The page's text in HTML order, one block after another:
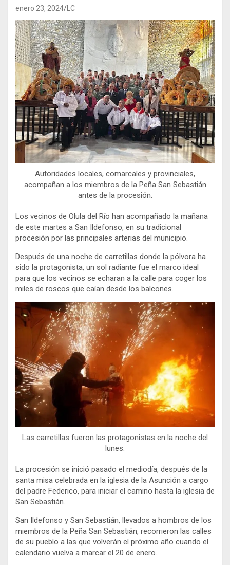
enero 23, 2024 LC
Autoridades locales, comarcales y provinciales,
acompañan a los miembros de la Peña San Sebastián
antes de la procesión.
Los vecinos de Olula del Río han acompañado la mañana
de este martes a San Ildefonso, en su tradicional
procesión por las principales arterias del municipio.
Después de una noche de carretillas donde la pólvora ha
sido la protagonista, un sol radiante fue el marco ideal
para que los vecinos se echaran a la calle para coger los
miles de roscos que caían desde los balcones.
Las carretillas fueron las protagonistas en la noche del
lunes.
La procesión se inició pasado el mediodía, después de la
santa misa celebrada en la iglesia de la Asunción a cargo
del padre Federico, para iniciar el camino hasta la iglesia de
San Sebastián.
San Ildefonso y San Sebastián, llevados a hombros de los
miembros de la Peña San Sebastián, recorrieron las calles
de su pueblo a las que volverán el próximo año cuando el
calendario vuelva a marcar el 20 de enero.